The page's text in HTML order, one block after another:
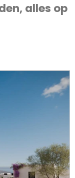
alles op